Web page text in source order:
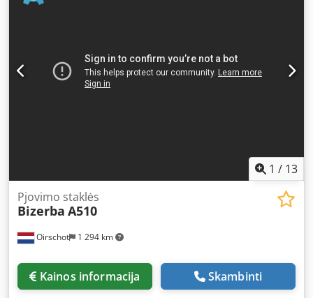
STAMPO Serial number: S 6036 Year of manufacture: 2002
1 / 13
Oirschot 1 294 km
Pjovimo staklės
Bizerba A510
Kainos informacija Skambinti